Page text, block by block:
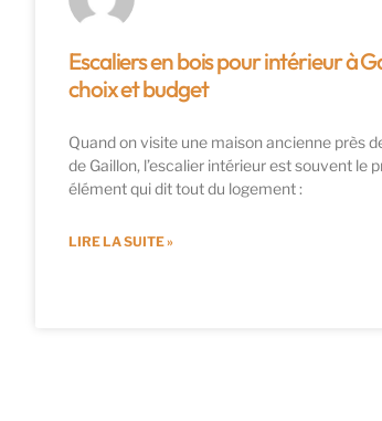
Escaliers en bois pour intérieur à
choix et budget
Quand on visite une maison ancienne près
de Gaillon, l’escalier intérieur est souvent le
élément qui dit tout du logement :
LIRE LA SUITE »